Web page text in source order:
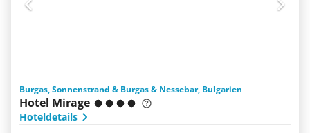
Burgas, Sonnenstrand & Burgas & Nessebar, Bulgarien
Hotel Mirage
Hoteldetails